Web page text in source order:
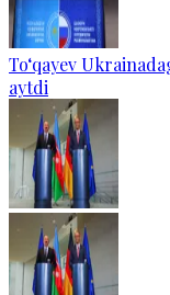
To‘qayev
aytdi